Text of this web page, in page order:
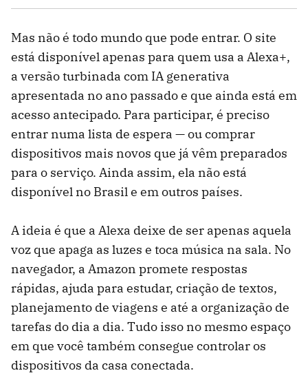
Mas não é todo mundo que pode entrar. O site
está disponível apenas para quem usa a Alexa+,
a versão turbinada com IA generativa
apresentada no ano passado e que ainda está em
acesso antecipado. Para participar, é preciso
entrar numa lista de espera — ou comprar
dispositivos mais novos que já vêm preparados
para o serviço. Ainda assim, ela não está
disponível no Brasil e em outros países.
A ideia é que a Alexa deixe de ser apenas aquela
voz que apaga as luzes e toca música na sala. No
navegador, a Amazon promete respostas
rápidas, ajuda para estudar, criação de textos,
planejamento de viagens e até a organização de
tarefas do dia a dia. Tudo isso no mesmo espaço
em que você também consegue controlar os
dispositivos da casa conectada.